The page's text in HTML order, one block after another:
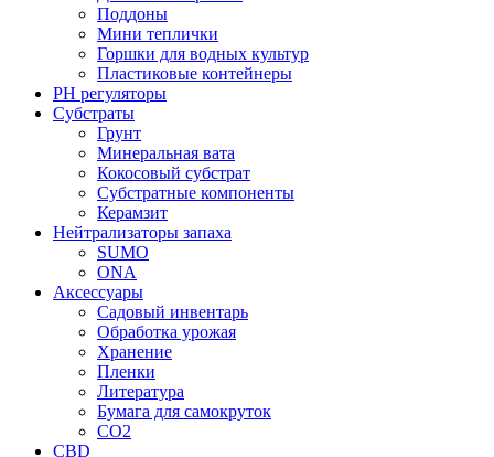
Поддоны
Мини теплички
Горшки для водных культур
Пластиковые контейнеры
PH регуляторы
Субстраты
Грунт
Минеральная вата
Кокосовый субстрат
Субстратные компоненты
Керамзит
Нейтрализаторы запаха
SUMO
ONA
Аксессуары
Садовый инвентарь
Обработка урожая
Хранение
Пленки
Литература
Бумага для самокруток
CO2
CBD